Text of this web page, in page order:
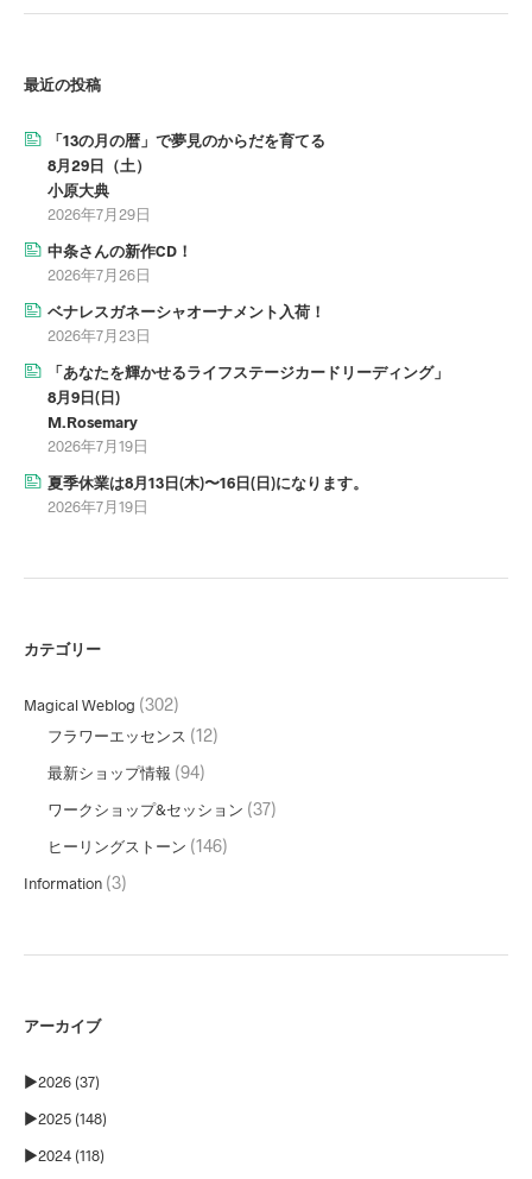
最近の投稿
「13の月の暦」で夢見のからだを育てる
8月29日（土）
小原大典
2026年7月29日
中条さんの新作CD！
2026年7月26日
ベナレスガネーシャオーナメント入荷！
2026年7月23日
「あなたを輝かせるライフステージカードリーディング」
8月9日(日)
M.Rosemary
2026年7月19日
夏季休業は8月13日(木)〜16日(日)になります。
2026年7月19日
カテゴリー
Magical Weblog (302)
フラワーエッセンス (12)
最新ショップ情報 (94)
ワークショップ&セッション (37)
ヒーリングストーン (146)
Information (3)
アーカイブ
►2026 (37)
►2025 (148)
►2024 (118)